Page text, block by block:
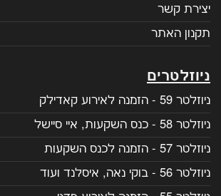
יצירת קשר
תקנון האתר
ניוזלטרים
ניוזלטר 59 - הזמנה לאירוע קאדילק
ניוזלטר 58 - כנס השקעות, איי סיישל
ניוזלטר 57 - הזמנה לכנס השקעות
ניוזלטר 56 - בוקי נאה, איסלנד ועוד